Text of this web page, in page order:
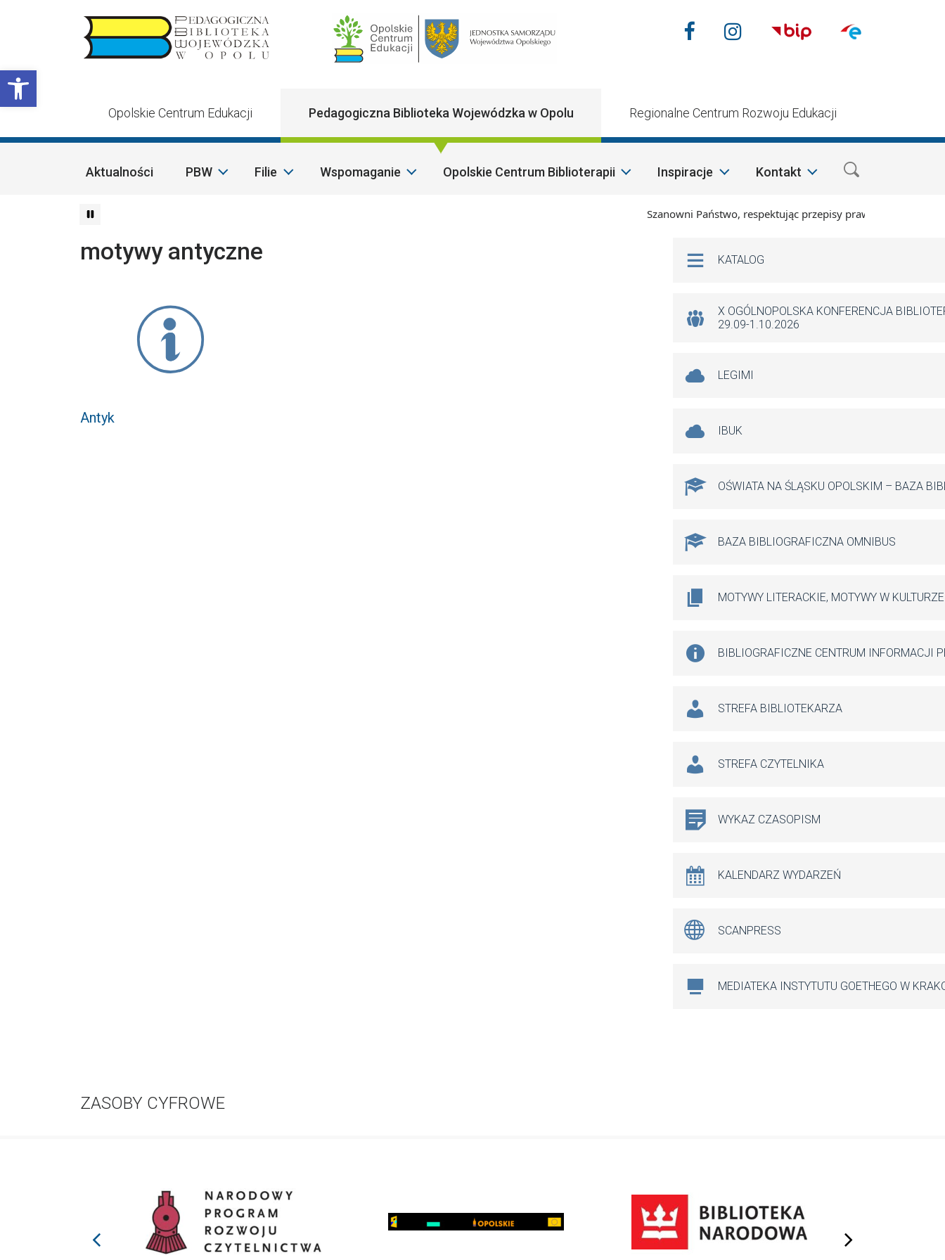
Otwórz pasek narzędzi
Main Navigation
Nasze media
FacebookInstagram
Opolskie Centrum Edukacji Pedagogiczna Biblioteka Wojewódzka w Opolu Regionalne Centrum Rozwoju Edukacji
Aktualności PBW Filie Wspomaganie Opolskie Centrum Biblioterapii Inspiracje Kontakt
Szanowni Państwo, respektując przepisy prawa i mając na
motywy antyczne
Antyk
Na skróty
KATALOG
X OGÓLNOPOLSKA KONFERENCJA
29.09-1.10.2026
LEGIMI
IBUK
OŚWIATA NA ŚLĄSKU OPOLSKIM – BAZA
BAZA BIBLIOGRAFICZNA OMNIBUS
MOTYWY LITERACKIE, MOTYWY W KULTURZE
BIBLIOGRAFICZNE CENTRUM INFORMACJI
STREFA BIBLIOTEKARZA
STREFA CZYTELNIKA
WYKAZ CZASOPISM
KALENDARZ WYDARZEŃ
SCANPRESS
MEDIATEKA INSTYTUTU GOETHEGO W
ZASOBY CYFROWE
prev next